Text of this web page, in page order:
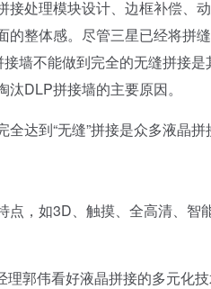
处理模块设计、边框补偿、
整体感。尽管三星已经将拼
墙不能做到完全的无缝拼接
DLP拼接墙的主要原因。
到“无缝”拼接是众多液晶拼
，如3D、触摸、全高清、智
郭伟看好液晶拼接的多元化技